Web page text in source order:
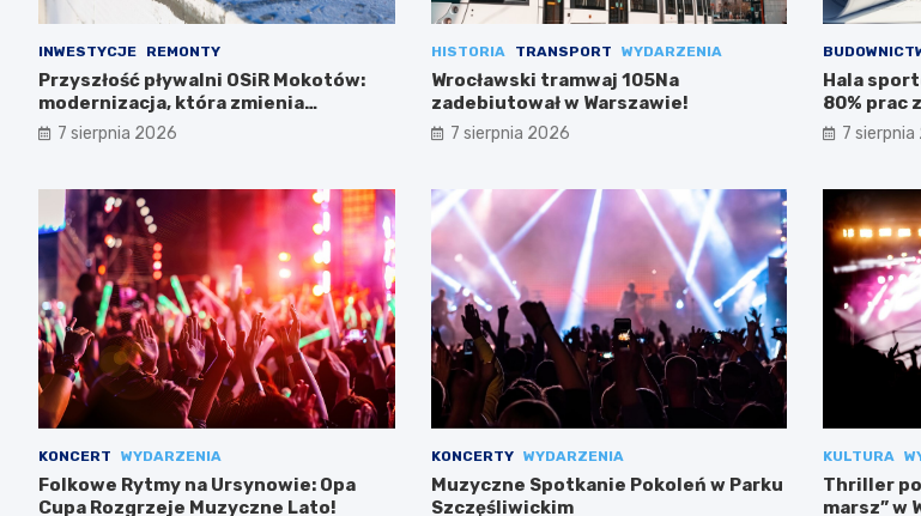
INWESTYCJE REMONTY
Przyszłość pływalni OSiR Mokotów:
modernizacja, która zmienia
wszystko
7 sierpnia 2026
HISTORIA TRANSPORT WYDARZENIA
Wrocławski tramwaj 105Na
zadebiutował w Warszawie!
7 sierpnia 2026
Hala
80% prac
7
KONCERT WYDARZENIA
Folkowe Rytmy na Ursynowie: Opa
Cupa Rozgrzeje Muzyczne Lato!
KONCERTY WYDARZENIA
Muzyczne Spotkanie Pokoleń w Parku
Szczęśliwickim
KULTURA
Thriller
marsz” w